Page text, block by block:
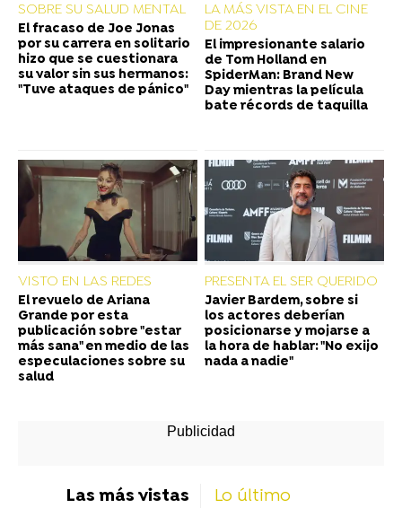
SOBRE SU SALUD MENTAL
El fracaso de Joe Jonas
por su carrera en solitario
hizo que se cuestionara
su valor sin sus hermanos:
"Tuve ataques de pánico"
LA MÁS VISTA EN EL CINE
DE 2026
El impresionante salario
de Tom Holland en
SpiderMan: Brand New
Day mientras la película
bate récords de taquilla
VISTO EN LAS REDES
El revuelo de Ariana
Grande por esta
publicación sobre "estar
más sana" en medio de las
especulaciones sobre su
salud
PRESENTA EL SER QUERIDO
Javier Bardem, sobre si
los actores deberían
posicionarse y mojarse a
la hora de hablar: "No exijo
nada a nadie"
Las más vistas Lo último